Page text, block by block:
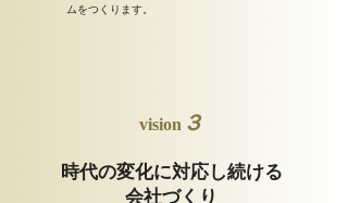
ムをつくります。
vision ３
時代の変化に対応し続ける
会社づくり